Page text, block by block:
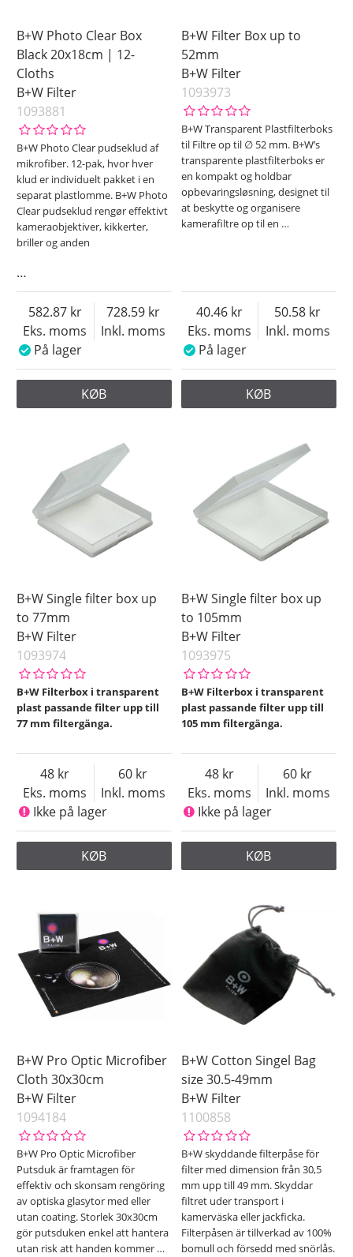
B+W Photo Clear Box
Black 20x18cm | 12-
Cloths
B+W Filter
1093881
B+W Photo Clear pudseklud af
mikrofiber. 12-pak, hvor hver
klud er individuelt pakket i en
separat plastlomme. B+W Photo
Clear pudseklud rengør effektivt
kameraobjektiver, kikkerter,
briller og anden
…
Eks. moms
582.87
Inkl. moms
728.59
På lager
KØB
B+W Filter Box up to
52mm
B+W Filter
1093973
B+W Transparent Plastfilterboks
til Filtre op til ∅ 52 mm. B+W’s
transparente plastfilterboks er
en kompakt og holdbar
opbevaringsløsning, designet til
at beskytte og organisere
kamerafiltre op til en …
Eks. moms
40.46
Inkl. moms
50.58
På lager
KØB
B+W Single filter box up
to 77mm
B+W Filter
1093974
B+W Filterbox i transparent
plast passande filter upp till
77 mm filtergänga.
Eks. moms
48
Inkl. moms
60
Ikke på lager
KØB
B+W Single filter box up
to 105mm
B+W Filter
1093975
B+W Filterbox i transparent
plast passande filter upp till
105 mm filtergänga.
Eks. moms
48
Inkl. moms
60
Ikke på lager
KØB
B+W Pro Optic Microfiber
Cloth 30x30cm
B+W Filter
1094184
B+W Pro Optic Microfiber
Putsduk är framtagen för
effektiv och skonsam rengöring
av optiska glasytor med eller
utan coating. Storlek 30x30cm
gör putsduken enkel att hantera
utan risk att handen kommer …
B+W Cotton Singel Bag
size 30.5-49mm
B+W Filter
1100858
B+W skyddande filterpåse för
filter med dimension från 30,5
mm upp till 49 mm. Skyddar
filtret uder transport i
kamerväska eller jackficka.
Filterpåsen är tillverkad av 100%
bomull och försedd med snörlås.